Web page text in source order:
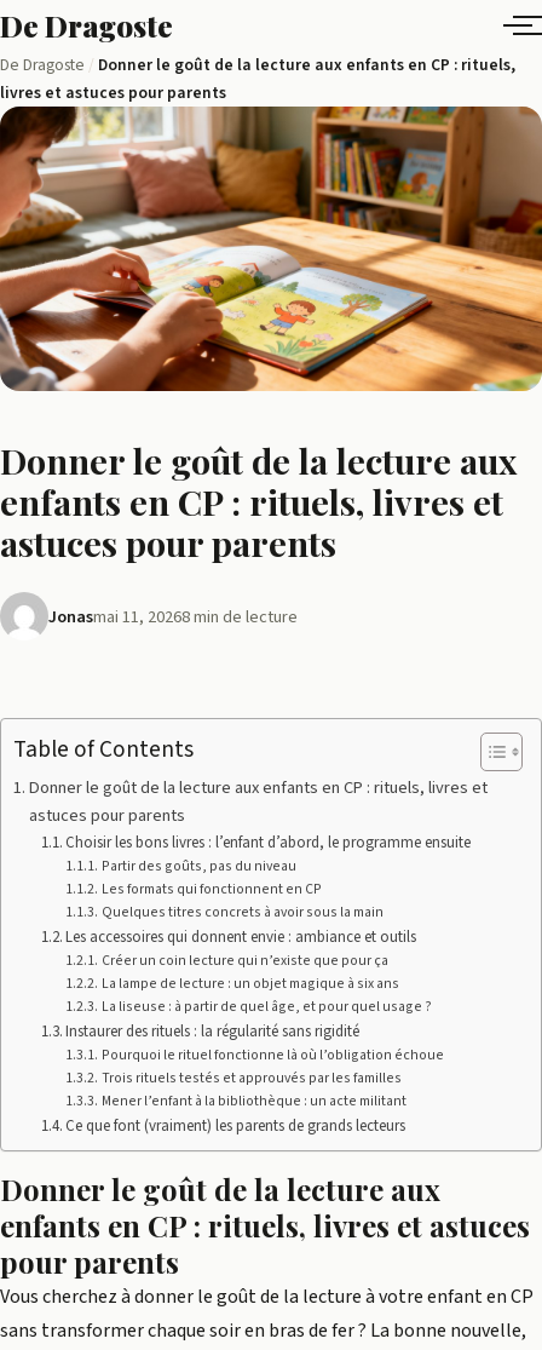
Aller
contenu
De Dragoste
Ensemble,
tissons
des
liens
De Dragoste / Donner le goût de la lecture aux enfants en CP : rituels,
livres et astuces pour parents
Donner le goût de la lecture aux
enfants en CP : rituels, livres et
astuces pour parents
Jonasmai 11, 20268 min de lecture
Table of Contents
Donner le goût de la lecture aux enfants en CP : rituels, livres et
astuces pour parents
Choisir les bons livres : l’enfant d’abord, le programme ensuite
Partir des goûts, pas du niveau
Les formats qui fonctionnent en CP
Quelques titres concrets à avoir sous la main
Les accessoires qui donnent envie : ambiance et outils
Créer un coin lecture qui n’existe que pour ça
La lampe de lecture : un objet magique à six ans
La liseuse : à partir de quel âge, et pour quel usage ?
Instaurer des rituels : la régularité sans rigidité
Pourquoi le rituel fonctionne là où l’obligation échoue
Trois rituels testés et approuvés par les familles
Mener l’enfant à la bibliothèque : un acte militant
Ce que font (vraiment) les parents de grands lecteurs
Donner le goût de la lecture aux
enfants en CP : rituels, livres et astuces
pour parents
Vous cherchez à donner le goût de la lecture à votre enfant en CP
sans transformer chaque soir en bras de fer ? La bonne nouvelle,